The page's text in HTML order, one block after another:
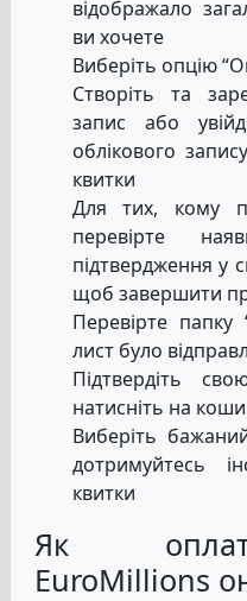
відображало
ви хочете
Виберіть опцію
Створіть та
запис або
облікового
квитки
Для тих, кому
перевірте
підтвердження у
щоб завершити
Перевірте
лист було
Підтвердіть
натисніть на
Виберіть
дотримуйтесь
квитки
Як
EuroMillions